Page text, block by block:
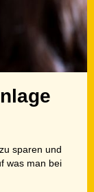
sparen und
was man bei